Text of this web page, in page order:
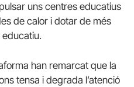
uns centres educatius
de calor i dotar de més
han remarcat que la
tensa i degrada l’atenció